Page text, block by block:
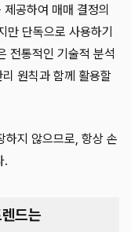
공하여 매매 결정의
만 단독으로 사용하기
전통적인 기술적 분석
원칙과 함께 활용할
지 않으므로, 항상 손
.
드는